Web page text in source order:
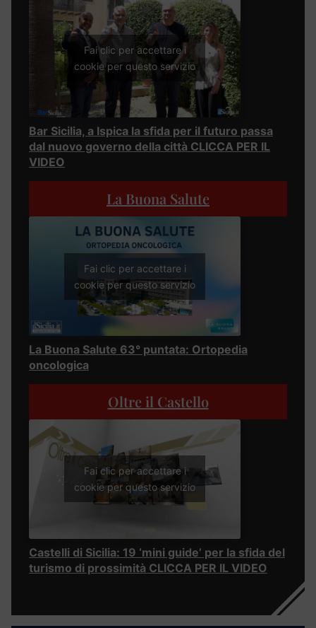
Fai clic per accettare i
cookie per questo servizio
Bar Sicilia, a Ispica la sfida per il futuro passa
dal nuovo governo della città CLICCA PER IL
VIDEO
La Buona Salute
Fai clic per accettare i
cookie per questo servizio
La Buona Salute 63° puntata: Ortopedia
oncologica
Oltre il Castello
Fai clic per accettare i
cookie per questo servizio
Castelli di Sicilia: 19 ‘mini guide’ per la sfida del
turismo di prossimità CLICCA PER IL VIDEO